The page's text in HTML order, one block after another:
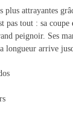
plus attrayantes
pas tout : sa coupe
peignoir. Ses
longueur arrive